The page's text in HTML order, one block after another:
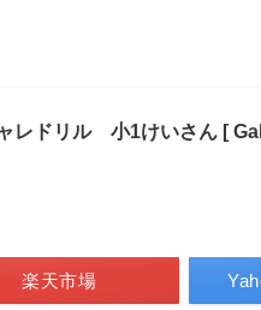
レドリル 小1けいさん [
楽天市場